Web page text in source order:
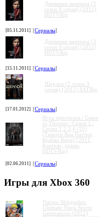
Дневники вампира [3
сезон 8 серия] (2011)
HDTVRip
[05.11.2011] [Сериалы]
Дневники вампира [3
сезон 9 серия] (2011)
HDTVRip
[15.11.2011] [Сериалы]
Шерлок (2 сезон 3
серия) (2012) SATRip
[17.01.2012] [Сериалы]
Игра престолов / Game
of Thrones / Сезон 1 /
Серии 1,2,3,4 (10)
(Тимоти Ван Паттен,
Брайан Кирк) [2011,
фэнтези, драма,
HDTVRip]
[02.06.2011] [Сериалы]
Игры для Xbox 360
Naruto Shippuden:
Ultimate Ninja Storm
Generations (2012)